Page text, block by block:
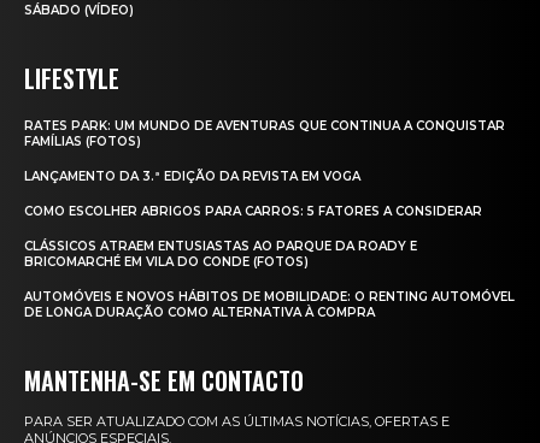
SÁBADO (VÍDEO)
LIFESTYLE
RATES PARK: UM MUNDO DE AVENTURAS QUE CONTINUA A CONQUISTAR
FAMÍLIAS (FOTOS)
LANÇAMENTO DA 3.ª EDIÇÃO DA REVISTA EM VOGA
COMO ESCOLHER ABRIGOS PARA CARROS: 5 FATORES A CONSIDERAR
CLÁSSICOS ATRAEM ENTUSIASTAS AO PARQUE DA ROADY E
BRICOMARCHÉ EM VILA DO CONDE (FOTOS)
AUTOMÓVEIS E NOVOS HÁBITOS DE MOBILIDADE: O RENTING AUTOMÓVEL
DE LONGA DURAÇÃO COMO ALTERNATIVA À COMPRA
MANTENHA-SE EM CONTACTO
PARA SER ATUALIZADO COM AS ÚLTIMAS NOTÍCIAS, OFERTAS E
ANÚNCIOS ESPECIAIS.